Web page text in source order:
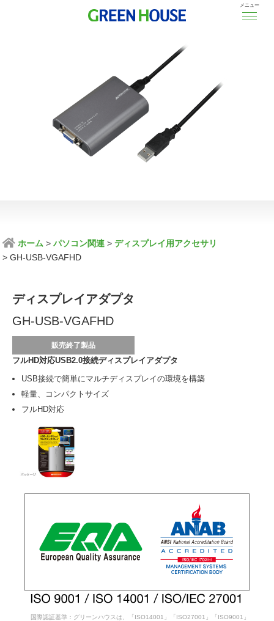
メニュー
ホーム パソコン関連
ディスプレイ用アクセサリ
GH-USB-VGAFHD
ディスプレイアダプタ
GH-USB-VGAFHD
販売終了製品
フルHD対応USB2.0接続ディスプレイアダプタ
USB接続で簡単にマルチディスプレイの環境を構築
軽量、コンパクトサイズ
フルHD対応
国際認証基準：グリーンハウスは、「ISO14001」「ISO27001」「ISO9001」